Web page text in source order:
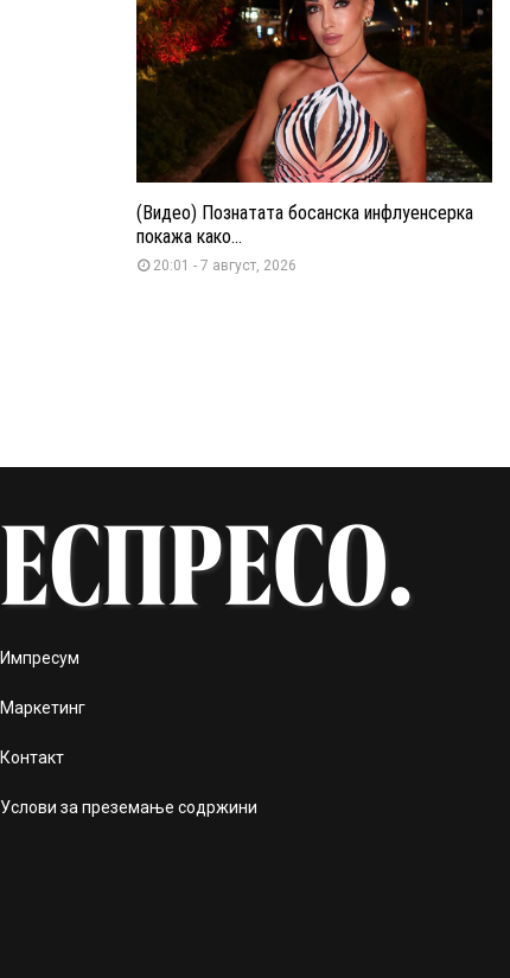
(Видео) Познатата босанска инфлуенсерка
покажа како...
20:01 - 7 август, 2026
Импресум
Маркетинг
Контакт
Услови за преземање содржини